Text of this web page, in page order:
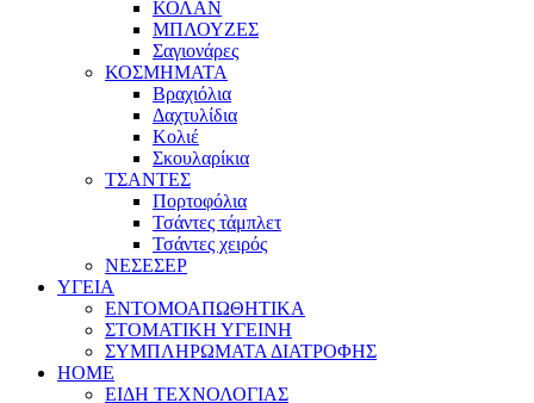
ΚΟΛΑΝ
ΜΠΛΟΥΖΕΣ
Σαγιονάρες
ΚΟΣΜΗΜΑΤΑ
Βραχιόλια
Δαχτυλίδια
Κολιέ
Σκουλαρίκια
ΤΣΑΝΤΕΣ
Πορτοφόλια
Τσάντες τάμπλετ
Τσάντες χειρός
ΝΕΣΕΣΕΡ
ΥΓΕΙΑ
ΕΝΤΟΜΟΑΠΩΘΗΤΙΚΑ
ΣΤΟΜΑΤΙΚΗ ΥΓΕΙΝΗ
ΣΥΜΠΛΗΡΩΜΑΤΑ ΔΙΑΤΡΟΦΗΣ
HOME
ΕΙΔΗ ΤΕΧΝΟΛΟΓΙΑΣ